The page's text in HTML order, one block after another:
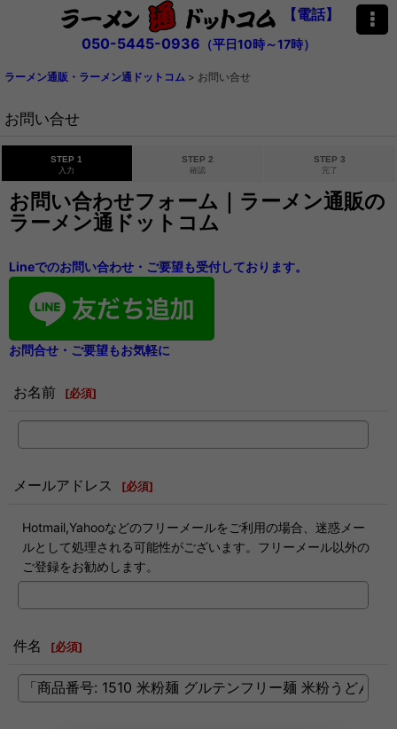
【電話】
050-5445-0936 （平日10時～17時）
ラーメン通販・ラーメン通ドットコム > お問い合せ
お問い合せ
STEP 1
入力
STEP 2
確認
STEP 3
完了
お問い合わせフォーム｜ラーメン通販の
ラーメン通ドットコム
Lineでのお問い合わせ・ご要望も受付しております。
お問合せ・ご要望もお気軽に
お名前 [必須]
メールアドレス [必須]
Hotmail,Yahooなどのフリーメールをご利用の場合、迷惑メー
ルとして処理される可能性がございます。フリーメール以外の
ご登録をお勧めします。
件名 [必須]